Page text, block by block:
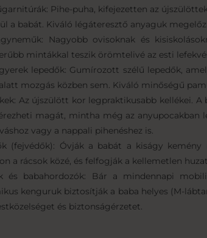
Pihe-puha, kifejezetten az
a babát. Kiváló légáteresztő anyaguk
Nagyobb ovisoknak és
mintákkal teszik örömtelivé az esti
lepedők: Gumírozott szélű lepedők,
mozgás közben sem. Kiváló minőségű
Az újszülött kor legpraktikusabb kellékei.
magát, mintha még az anyupocakban
vagy a nappali pihenéshez is.
(fejvédők): Óvják a babát a kiságy
a rácsok közé, és felfogják a kellemetlen
és babahordozók: Bár a mindennapi
kenguruk biztosítják a baba helyes (M-
és biztonságérzetet.